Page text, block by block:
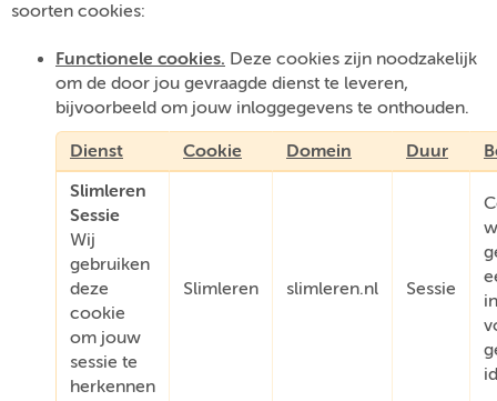
soorten cookies:
Functionele cookies. Deze cookies zijn noodzakelijk
om de door jou gevraagde dienst te leveren,
bijvoorbeeld om jouw inloggegevens te onthouden.
Dienst Cookie Domein Duur
Slimleren
Sessie
Wij
gebruiken
deze
cookie
om jouw
sessie te
herkennen
Slimleren slimleren.nl Sessie